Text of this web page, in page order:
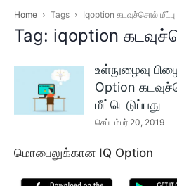
Home Tags Iqoption கடவுச்சொல் மீட்பு
Tag: iqoption
உள்நுழைவு
Option
மீட்டெடுப்பது
செப்டம்பர் 20, 2019
மொபைலுக்கான IQ Option